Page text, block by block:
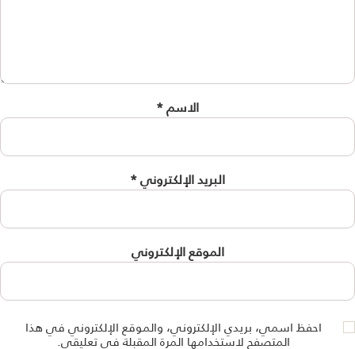
الاسم*
البريد الإلكتروني*
الموقع الإلكتروني
احفظ اسمي، بريدي الإلكتروني، والموقع الإلكتروني في هذا
المتصفح لاستخدامها المرة المقبلة في تعليقي.